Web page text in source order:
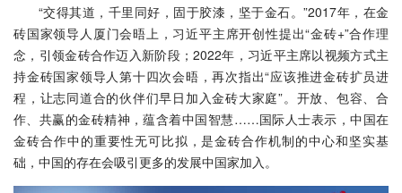
“交得其道，千里同好，固于胶漆，坚于金石。”2017年，在金
砖国家领导人厦门会晤上，习近平主席开创性提出“金砖+”合作理
念，引领金砖合作迈入新阶段；2022年，习近平主席以视频方式主
持金砖国家领导人第十四次会晤，再次指出“应该推进金砖扩员进
程，让志同道合的伙伴们早日加入金砖大家庭”。开放、包容、合
作、共赢的金砖精神，蕴含着中国智慧……国际人士表示，中国在
金砖合作中的重要性无可比拟，是金砖合作机制的中心和坚实基
础，中国的存在会吸引更多的发展中国家加入。